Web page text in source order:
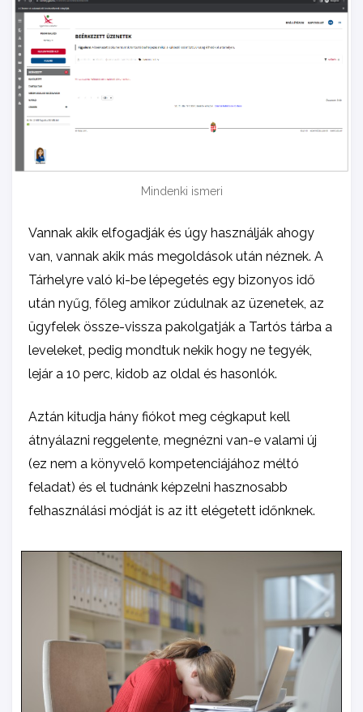
Mindenki ismeri
Vannak akik elfogadják és úgy használják ahogy
van, vannak akik más megoldások után néznek. A
Tárhelyre való ki-be lépegetés egy bizonyos idő
után nyűg, főleg amikor zúdulnak az üzenetek, az
ügyfelek össze-vissza pakolgatják a Tartós tárba a
leveleket, pedig mondtuk nekik hogy ne tegyék,
lejár a 10 perc, kidob az oldal és hasonlók.
Aztán kitudja hány fiókot meg cégkaput kell
átnyálazni reggelente, megnézni van-e valami új
(ez nem a könyvelő kompetenciájához méltó
feladat) és el tudnánk képzelni hasznosabb
felhasználási módját is az itt elégetett időnknek.